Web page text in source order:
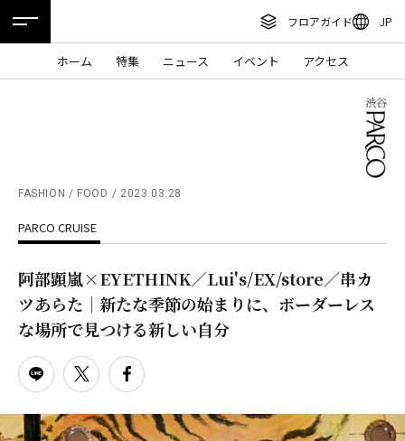
フロアガイド JP
ホーム 特集 ニュース イベント アクセス
ニュース
特集
TAX FREE
DELIVERY SERVICES
オンラインストア
ENGLISH
繁体字
ภาษาไทย
日本語
FASHION / FOOD 2023.03.28
PARCO CRUISE
阿部顕嵐×EYETHINK／Lui's/EX/store／串カ
ツあらた｜新たな季節の始まりに、ボーダーレス
な場所で見つける新しい自分